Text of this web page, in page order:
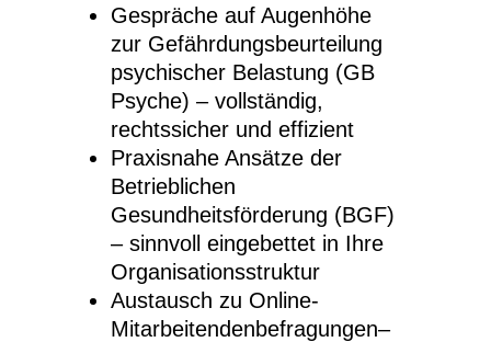
Gespräche auf Augenhöhe
zur Gefährdungsbeurteilung
psychischer Belastung (GB
Psyche) – vollständig,
rechtssicher und effizient
Praxisnahe Ansätze der
Betrieblichen
Gesundheitsförderung (BGF)
– sinnvoll eingebettet in Ihre
Organisationsstruktur
Austausch zu Online-
Mitarbeitendenbefragungen–